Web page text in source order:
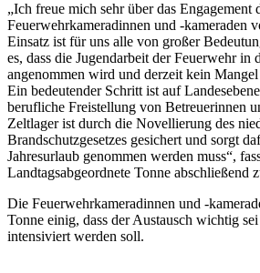
„Ich freue mich sehr über das
Feuerwehrkameradinnen und -kameraden
Einsatz ist für uns alle von großer
es, dass die Jugendarbeit der Feuerwehr in
angenommen wird und derzeit kein
Ein bedeutender Schritt ist auf
berufliche Freistellung von Betreuerinnen
Zeltlager ist durch die Novellierung des
Brandschutzgesetzes gesichert und sorgt
Jahresurlaub genommen werden muss“,
Landtagsabgeordnete Tonne abschließend
Die Feuerwehrkameradinnen und -
Tonne einig, dass der Austausch wichtig
intensiviert werden soll.